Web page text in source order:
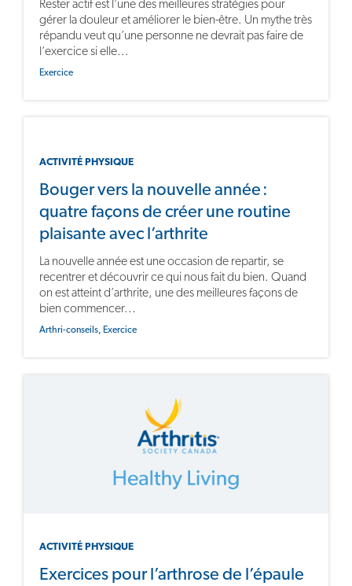
Rester actif est l’une des meilleures stratégies pour
gérer la douleur et améliorer le bien-être. Un mythe très
répandu veut qu’une personne ne devrait pas faire de
l’exercice si elle...
Exercice
ACTIVITÉ PHYSIQUE
Bouger vers la nouvelle année :
quatre façons de créer une routine
plaisante avec l’arthrite
La nouvelle année est une occasion de repartir, se
recentrer et découvrir ce qui nous fait du bien. Quand
on est atteint d’arthrite, une des meilleures façons de
bien commencer...
Arthri-conseils, Exercice
ACTIVITÉ PHYSIQUE
Exercices pour l’arthrose de l’épaule